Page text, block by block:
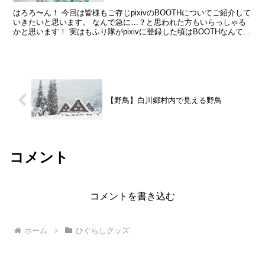
はろろ〜ん！ 今回は皆様もご存じpixivのBOOTHについてご紹介して
いきたいと思います。 なんで急に…？と思われた方もいらっしゃる
かと思います！ 実はもふり隊がpixivに登録した頃はBOOTHなんて存
【野鳥】白川郷村内で見える野鳥
コメント
コメントを書き込む
ホーム ひぐらしグッズ